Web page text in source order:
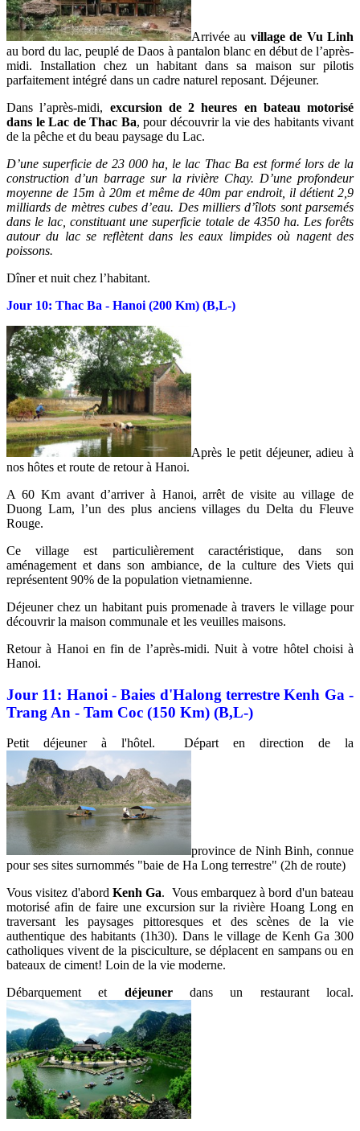
Arrivée au village de Vu Linh
au bord du lac, peuplé de Daos à pantalon blanc en début de l’après-
midi. Installation chez un habitant dans sa maison sur pilotis
parfaitement intégré dans un cadre naturel reposant. Déjeuner.
Dans l’après-midi, excursion de 2 heures en bateau motorisé
dans le Lac de Thac Ba, pour découvrir la vie des habitants vivant
de la pêche et du beau paysage du Lac.
D’une superficie de 23 000 ha, le lac Thac Ba est formé lors de la
construction d’un barrage sur la rivière Chay. D’une profondeur
moyenne de 15m à 20m et même de 40m par endroit, il détient 2,9
milliards de mètres cubes d’eau. Des milliers d’îlots sont parsemés
dans le lac, constituant une superficie totale de 4350 ha. Les forêts
autour du lac se reflètent dans les eaux limpides où nagent des
poissons.
Dîner et nuit chez l’habitant.
Jour 10: Thac Ba - Hanoi (200 Km) (B,L-)
Après le petit déjeuner, adieu à
nos hôtes et route de retour à Hanoi.
A 60 Km avant d’arriver à Hanoi, arrêt de visite au village de
Duong Lam, l’un des plus anciens villages du Delta du Fleuve
Rouge.
Ce village est particulièrement caractéristique, dans son
aménagement et dans son ambiance, de la culture des Viets qui
représentent 90% de la population vietnamienne.
Déjeuner chez un habitant puis promenade à travers le village pour
découvrir la maison communale et les veuilles maisons.
Retour à Hanoi en fin de l’après-midi. Nuit à votre hôtel choisi à
Hanoi.
Jour 11: Hanoi - Baies d'Halong terrestre Kenh Ga -
Trang An - Tam Coc (150 Km) (B,L-)
Petit déjeuner à l'hôtel. Départ en direction de la
province de Ninh Binh, connue
pour ses sites surnommés "baie de Ha Long terrestre" (2h de route)
Vous visitez d'abord Kenh Ga. Vous embarquez à bord d'un bateau
motorisé afin de faire une excursion sur la rivière Hoang Long en
traversant les paysages pittoresques et des scènes de la vie
authentique des habitants (1h30). Dans le village de Kenh Ga 300
catholiques vivent de la pisciculture, se déplacent en sampans ou en
bateaux de ciment! Loin de la vie moderne.
Débarquement et déjeunerdans un restaurant local.